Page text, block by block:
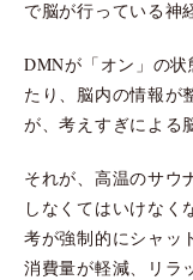
で脳が行っている神
DMNが「オン」の
たり、脳内の情報が
が、考えすぎによる
それが、高温のサウ
しなくてはいけなく
考が強制的にシャッ
消費量が軽減、リラ